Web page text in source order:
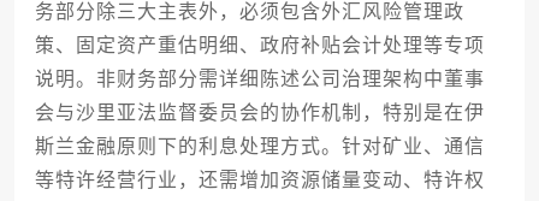
务部分除三大主表外，必须包含外汇风险管理政
策、固定资产重估明细、政府补贴会计处理等专项
说明。非财务部分需详细陈述公司治理架构中董事
会与沙里亚法监督委员会的协作机制，特别是在伊
斯兰金融原则下的利息处理方式。针对矿业、通信
等特许经营行业，还需增加资源储量变动、特许权